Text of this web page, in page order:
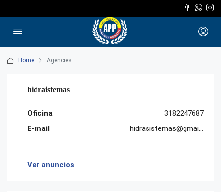
Home Agencies
hidraistemas
Oficina
3182247687
E-mail
hidrasistemas@gmail.com
Ver anuncios